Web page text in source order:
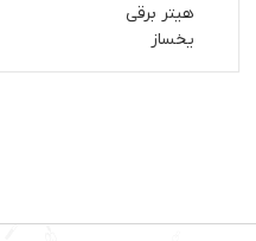
هیتر برقی
یخساز